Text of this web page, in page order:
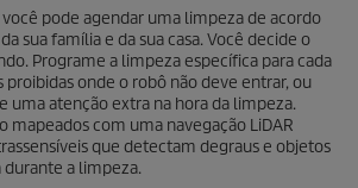
pode agendar uma limpeza de acordo
sua família e da sua casa. Você decide o
Programe a limpeza específica para cada
proibidas onde o robô não deve entrar, ou
uma atenção extra na hora da limpeza.
mapeados com uma navegação LiDAR
que detectam degraus e objetos
durante a limpeza.